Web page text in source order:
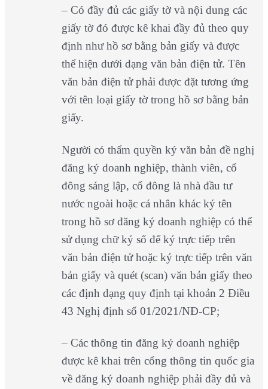
– Có đầy đủ các giấy tờ và nội dung các
giấy tờ đó được kê khai đầy đủ theo quy
định như hồ sơ bằng bản giấy và được
thể hiện dưới dạng văn bản điện tử. Tên
văn bản điện tử phải được đặt tương ứng
với tên loại giấy tờ trong hồ sơ bằng bản
giấy.
Người có thẩm quyền ký văn bản đề nghị
đăng ký doanh nghiệp, thành viên, cổ
đông sáng lập, cổ đông là nhà đầu tư
nước ngoài hoặc cá nhân khác ký tên
trong hồ sơ đăng ký doanh nghiệp có thể
sử dụng chữ ký số để ký trực tiếp trên
văn bản điện tử hoặc ký trực tiếp trên văn
bản giấy và quét (scan) văn bản giấy theo
các định dạng quy định tại khoản 2 Điều
43 Nghị định số 01/2021/NĐ-CP;
– Các thông tin đăng ký doanh nghiệp
được kê khai trên cổng thông tin quốc gia
về đăng ký doanh nghiệp phải đầy đủ và